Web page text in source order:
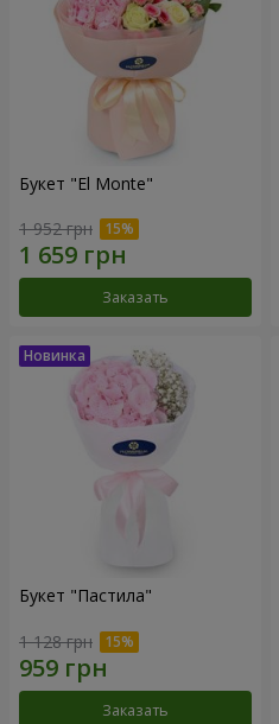
Букет "El Monte"
1 952 грн
Заказать
Букет "Пастила"
1 128 грн
Заказать